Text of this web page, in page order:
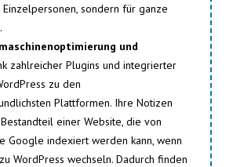
sondern für ganze
und
zahlreicher Plugins und integrierter
zu den
Plattformen. Ihre Notizen
einer Website, die von
Google indexiert werden kann, wenn
WordPress wechseln. Dadurch finden